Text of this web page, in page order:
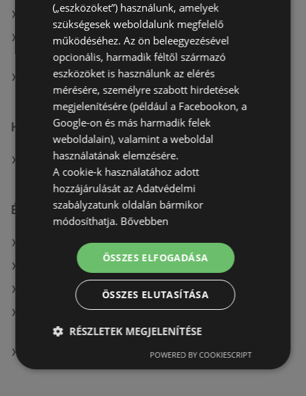
A(z) KiK TEXTIL ÉS NON-FOOD KFT. (HU) ajánlatai
A(z) KiK TEXTIL ÉS NON-FOOD KFT. (HU) aktuális
akciós újságjai
A(z) TEDi Distribution SAS üzletei itt: Szombathelyi
Hasonló kiskereskedők
A(z) KiK TEXTIL ÉS NON-FOOD KFT. (HU) ajánlatai
Érdeklődésre számot tartó elemek itt:
A(z) Gyöngy Patikak üzletei itt: Taktaharkány
A(z) Reál üzletei itt: Hantos
Penny-Market Kft. itt: Tatabányai
Mutassa a(z) KiK TEXTIL ÉS NON-FOOD KFT. (HU)
összes ajánlatát itt: Debrecen
(„eszközöket”) használunk, amelyek
szükségesek weboldalunk megfelelő
működéséhez. Az ön beleegyezésével
opcionális, harmadik féltől származó
eszközöket is használunk az elérés
mérésére, személyre szabott hirdetések
megjelenítésére (például a Facebookon, a
Google-on és más harmadik felek
weboldalain), valamint a weboldal
használatának elemzésére.
A cookie-k használatához adott
hozzájárulását az Adatvédelmi
szabályzatunk oldalán bármikor
módosíthatja. Bővebben
ÖSSZES ELFOGADÁSA
ÖSSZES ELUTASÍTÁSA
RÉSZLETEK MEGJELENÍTÉSE
POWERED BY COOKIESCRIPT